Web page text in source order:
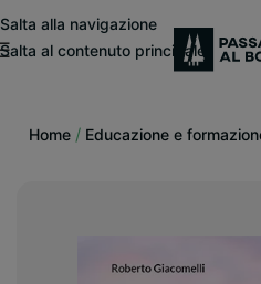
Salta alla navigazione
Salta al contenuto principale
Home / Educazione e